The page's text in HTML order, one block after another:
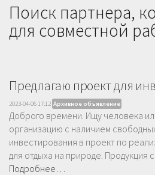
Поиск партнера,
для совместной
Предлагаю проект для
2023-04-06 17:12 Архивное объявление
Доброго времени. Ищу человека
организацию с наличием
инвестирования в проект по
для отдыха на природе. Продукция
Подробнее…